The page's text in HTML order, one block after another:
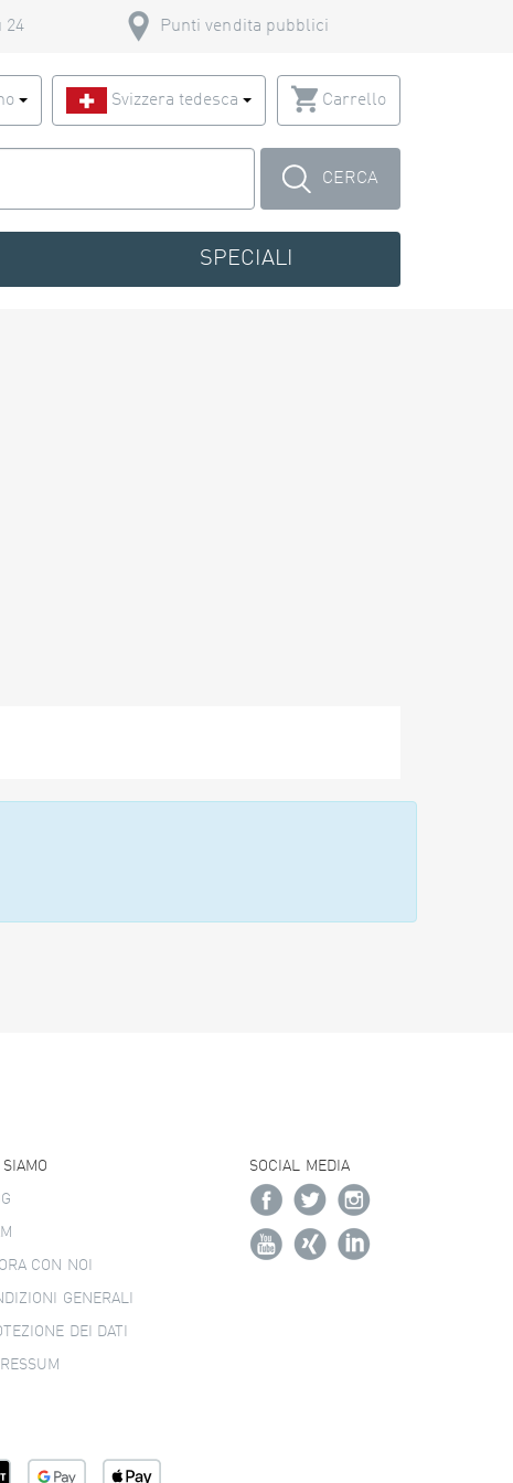
24 Punti vendita pubblici
Svizzera tedesca Carrello
CERCA
SPECIALI
CON NOI
GENERALI
DEI DATI
SOCIAL MEDIA